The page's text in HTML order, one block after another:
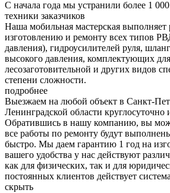
С начала года мы устранили более 1
техники заказчиков
Наша мобильная мастерская выполняет
изготовлению и ремонту всех типов
давления), гидроусилителей руля,
высокого давления, комплектующих
лесозаготовительной и других видов
степени сложности.
подробнее
Выезжаем на любой объект в Санкт-
Ленинградской области круглосуточно
Обратившись в нашу компанию, вы
все работы по ремонту будут
быстро. Мы даем гарантию 1 год на
вашего удобства у нас действуют
как для физических, так и для
постоянных клиентов действует
скрыть